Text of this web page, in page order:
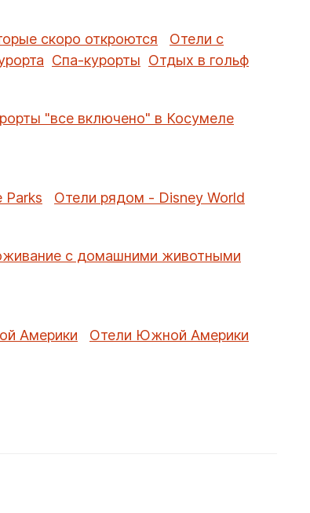
скоро откроются
Отели с
Спа-курорты Отдых в гольф
"все включено" в Косумеле
Parks
Отели рядом - Disney World
с домашними животными
Америки
Отели Южной Америки